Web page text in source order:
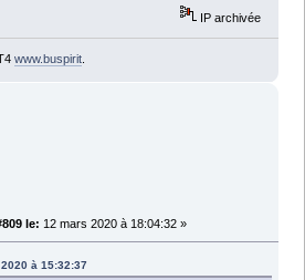
IP archivée
www.buspirit.
le: 12 mars 2020 à 18:04:32 »
à 15:32:37